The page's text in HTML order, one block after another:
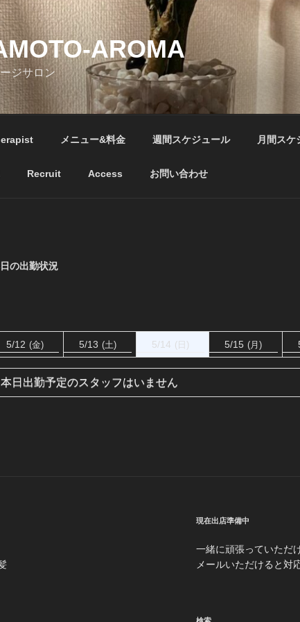
AROMA
ジサロン
メニュー&料金 週間スケジュール 月間スケ
Recruit Access お問い合わせ
の出勤状況
5/12 (金) 5/13 (土) 5/14 (日) 5/15 (月)
本日出勤予定のスタッフはいません
現在出店準備中
一緒に頑張っていただ
メールいただけると対
検索